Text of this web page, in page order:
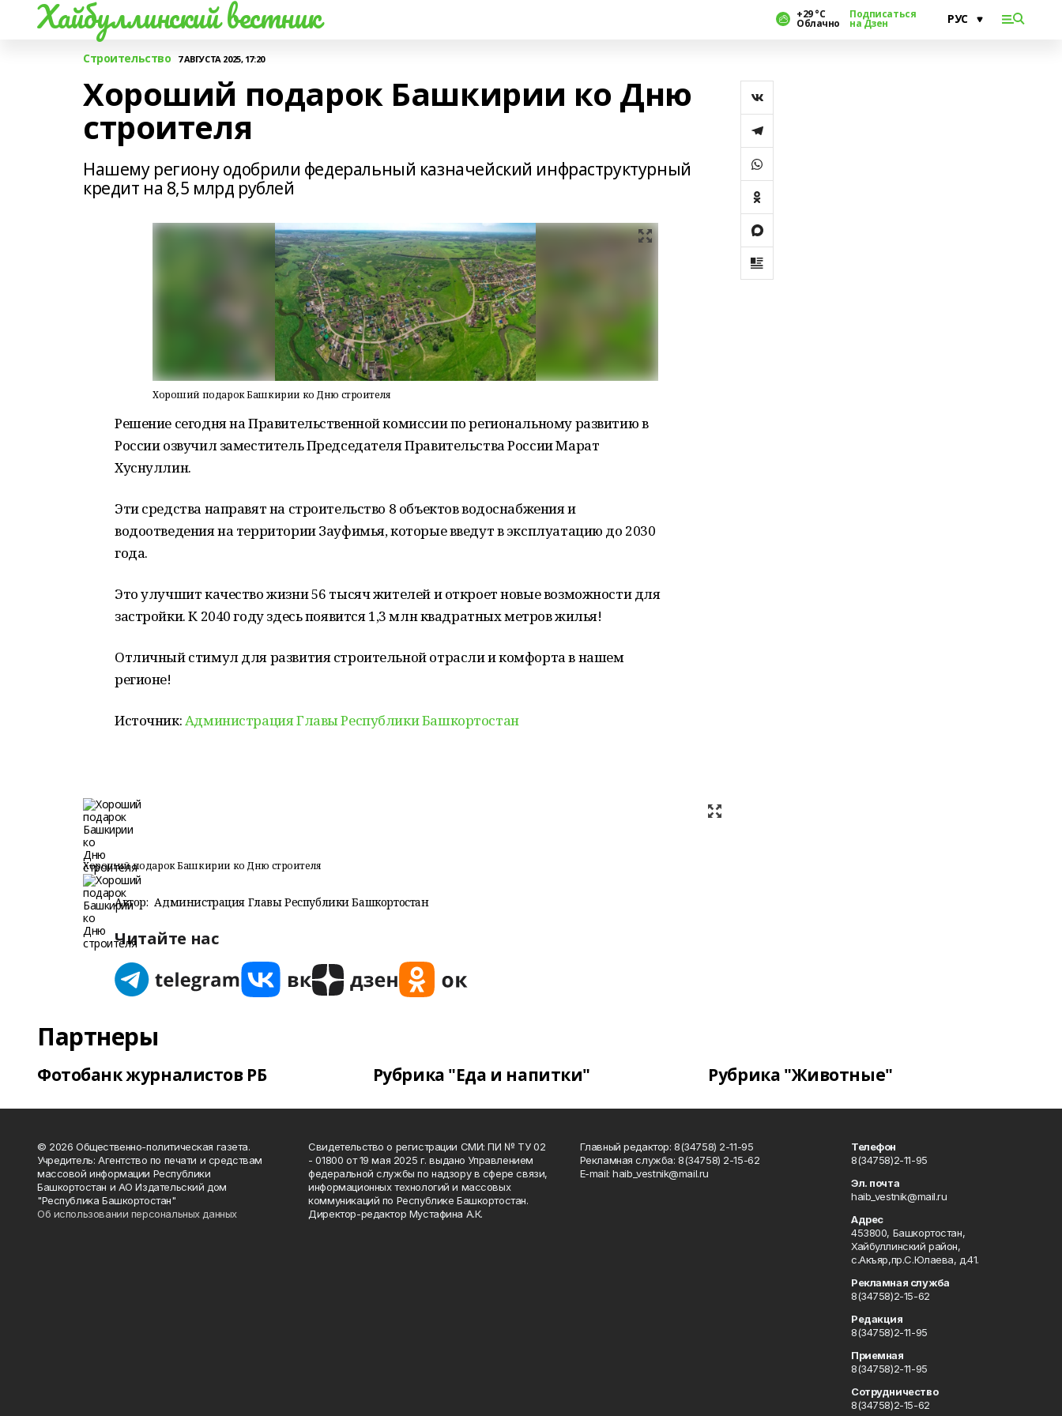
Хайбуллинский вестник +29 °С
Облачно
Подписаться
на Дзен
Строительство 7 АВГУСТА 2025, 17:20
Хороший подарок Башкирии ко Дню
строителя
Нашему региону одобрили федеральный казначейский инфраструктурный
кредит на 8,5 млрд рублей
Хороший подарок Башкирии ко Дню строителя
Решение сегодня на Правительственной комиссии по региональному развитию в
России озвучил заместитель Председателя Правительства России Марат
Хуснуллин.
Эти средства направят на строительство 8 объектов водоснабжения и
водоотведения на территории Зауфимья, которые введут в эксплуатацию до 2030
года.
Это улучшит качество жизни 56 тысяч жителей и откроет новые возможности для
застройки. К 2040 году здесь появится 1,3 млн квадратных метров жилья!
Отличный стимул для развития строительной отрасли и комфорта в нашем
регионе!
Источник:Администрация Главы Республики Башкортостан
Хороший подарок Башкирии ко Дню строителя
Автор: Администрация Главы Республики Башкортостан
Читайте нас
Партнеры
Фотобанк журналистов РБ Рубрика "Еда и напитки" Рубрика "Животные"
© 2026 Общественно-политическая газета.
Учредитель: Агентство по печати и средствам
массовой информации Республики
Башкортостан и АО Издательский дом
"Республика Башкортостан"
Об использовании персональных данных
Свидетельство о регистрации СМИ: ПИ № ТУ 02
- 01800 от 19 мая 2025 г. выдано Управлением
федеральной службы по надзору в сфере связи,
информационных технологий и массовых
коммуникаций по Республике Башкортостан.
Директор-редактор Мустафина А.К.
Главный редактор: 8(34758) 2-11-95
Рекламная служба: 8(34758) 2-15-62
Е-mаil: haib_vestnik@mail.ru
Телефон
8(34758)2-11-95
Эл. почта
haib_vestnik@mail.ru
Адрес
453800, Башкортостан,
Хайбуллинский район,
с.Акъяр,пр.С.Юлаева, д.41.
Рекламная служба
8(34758)2-15-62
Редакция
8(34758)2-11-95
Приемная
8(34758)2-11-95
Сотрудничество
8(34758)2-15-62